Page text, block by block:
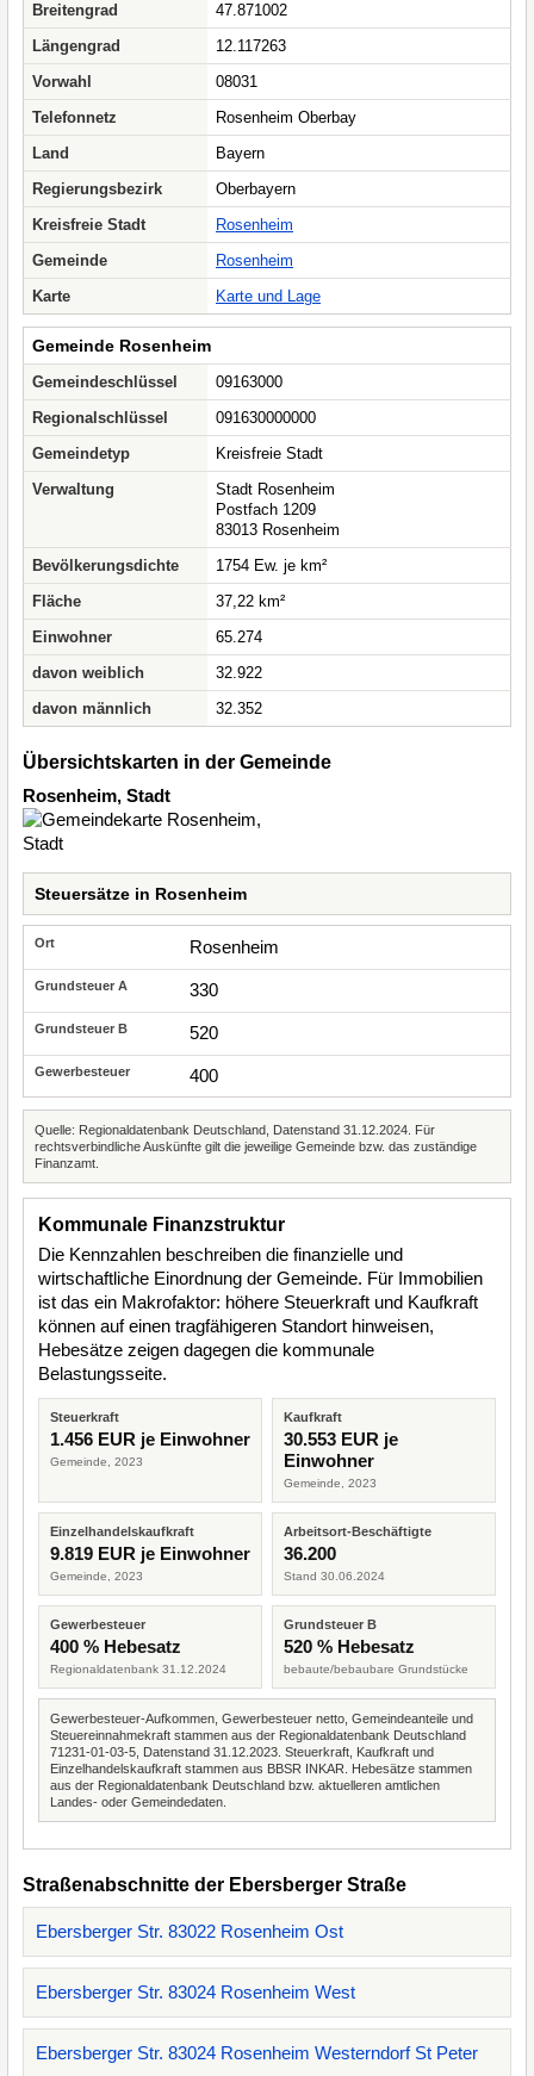
Breitengrad
47.871002
Längengrad
12.117263
Vorwahl
08031
Telefonnetz
Rosenheim Oberbay
Land
Bayern
Regierungsbezirk
Oberbayern
Kreisfreie Stadt
Rosenheim
Gemeinde
Rosenheim
Karte
Karte und Lage
Gemeinde Rosenheim
Gemeindeschlüssel
09163000
Regionalschlüssel
091630000000
Gemeindetyp
Kreisfreie Stadt
Verwaltung
Stadt Rosenheim
Postfach 1209
83013 Rosenheim
Bevölkerungsdichte
1754 Ew. je km²
Fläche
37,22 km²
Einwohner
65.274
davon weiblich
32.922
davon männlich
32.352
Übersichtskarten in der Gemeinde
Rosenheim, Stadt
Steuersätze in Rosenheim
Rosenheim
330
520
400
Quelle: Regionaldatenbank Deutschland, Datenstand 31.12.2024. Für
rechtsverbindliche Auskünfte gilt die jeweilige Gemeinde bzw. das zuständige
Finanzamt.
Kommunale Finanzstruktur
Die Kennzahlen beschreiben die finanzielle und
wirtschaftliche Einordnung der Gemeinde. Für Immobilien
ist das ein Makrofaktor: höhere Steuerkraft und Kaufkraft
können auf einen tragfähigeren Standort hinweisen,
Hebesätze zeigen dagegen die kommunale
Belastungsseite.
Steuerkraft
1.456 EUR je Einwohner
Gemeinde, 2023
Kaufkraft
30.553 EUR je
Einwohner
Gemeinde, 2023
Einzelhandelskaufkraft
9.819 EUR je Einwohner
Gemeinde, 2023
Arbeitsort-Beschäftigte
36.200
Stand 30.06.2024
Gewerbesteuer
400 % Hebesatz
Regionaldatenbank 31.12.2024
Grundsteuer B
520 % Hebesatz
bebaute/bebaubare Grundstücke
Gewerbesteuer-Aufkommen, Gewerbesteuer netto, Gemeindeanteile und
Steuereinnahmekraft stammen aus der Regionaldatenbank Deutschland
71231-01-03-5, Datenstand 31.12.2023. Steuerkraft, Kaufkraft und
Einzelhandelskaufkraft stammen aus BBSR INKAR. Hebesätze stammen
aus der Regionaldatenbank Deutschland bzw. aktuelleren amtlichen
Landes- oder Gemeindedaten.
Straßenabschnitte der Ebersberger Straße
Ebersberger Str. 83022 Rosenheim Ost
Ebersberger Str. 83024 Rosenheim West
Ebersberger Str. 83024 Rosenheim Westerndorf St Peter